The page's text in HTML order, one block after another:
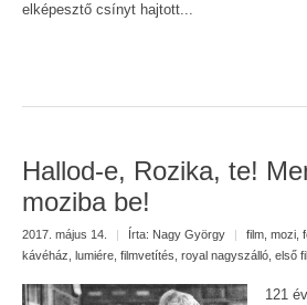
elképesztő csínyt hajtott...
Hallod-e, Rozika, te!
moziba be!
2017. május 14. | Írta: Nagy György | film mozi
kávéház lumiére filmvetítés royal nagyszálló első
121